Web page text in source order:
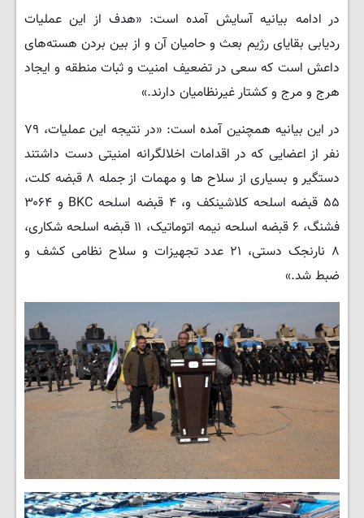
در ادامه بیانیه آسایش آمده است: «هدف از این عملیات
ردیابی بقایای رژیم بعث و حامیان آن و از بین بردن هسته‌های
داعش است که سعی در تضعیف امنیت و ثبات منطقه و ایجاد
هرج و مرج و کشتار غیرنظامیان دارند.»
در این بیانیه همچنین آمده است: «در نتیجه این عملیات، ۷۹
نفر از اعضایی که در اقدامات اخلالگرانه امنیتی دست داشتند
دستگیر و بسیاری از سلاح ها و مهمات از جمله ۸ قبضه کلت،
۵۵ قبضه اسلحه کلاشینکف و، ۴ قبضه اسلحه BKC و ۳۰۶۴
فشنگ، ۶ قبضه اسلحه نیمه اتوماتیک، ۱۱ قبضه اسلحه شکاری،
۸ نارنجک دستی، ۲۱ عدد تجهیزات و سلاح نظامی کشف و
ضبط شد.»